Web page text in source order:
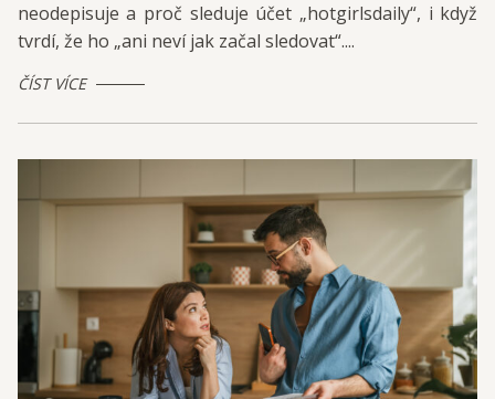
neodepisuje a proč sleduje účet „hotgirlsdaily“, i když
tvrdí, že ho „ani neví jak začal sledovat“....
ČÍST VÍCE